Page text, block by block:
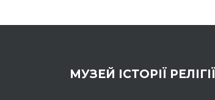
МУЗЕЙ ІСТОРІЇ РЕЛІГІЇ